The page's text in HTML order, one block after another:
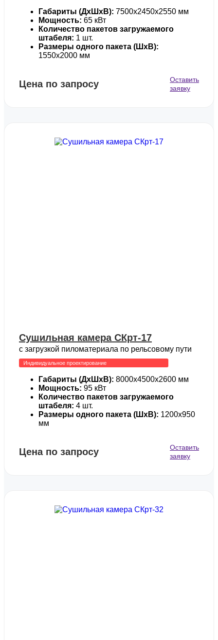
Габариты (ДхШхВ): 7500х2450х2550 мм
Мощность: 65 кВт
Количество пакетов загружаемого
штабеля: 1 шт.
Размеры одного пакета (ШхВ):
1550х2000 мм
Цена по запросу
Оставить
заявку
Сушильная камера СКрт-17
с загрузкой пиломатериала по рельсовому пути
Индивидуальное проектирование
Габариты (ДхШхВ): 8000х4500х2600 мм
Мощность: 95 кВт
Количество пакетов загружаемого
штабеля: 4 шт.
Размеры одного пакета (ШхВ): 1200х950
мм
Цена по запросу
Оставить
заявку